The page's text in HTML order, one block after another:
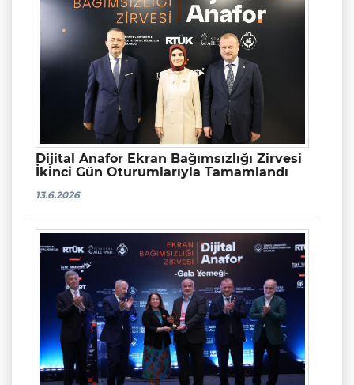
Dijital Anafor Ekran Bağımsızlığı Zirvesi
İkinci Gün Oturumlarıyla Tamamlandı
13.6.2026